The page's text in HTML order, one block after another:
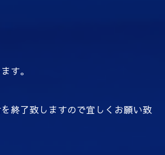
す。
終了致しますので宜しくお願い致